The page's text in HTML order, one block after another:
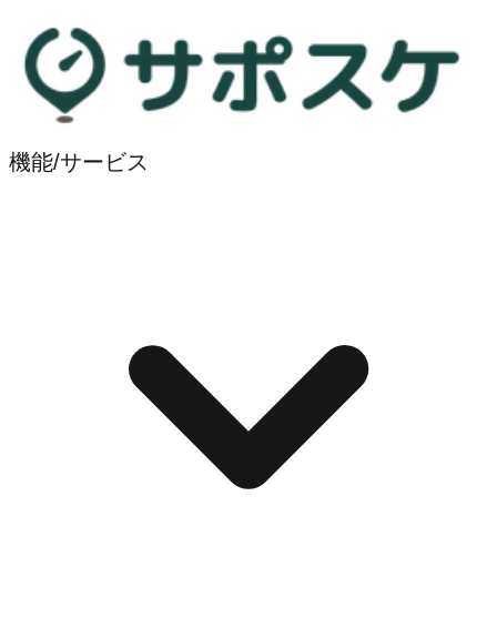
機能/サービス